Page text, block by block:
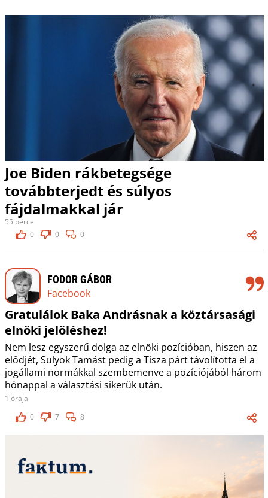
Joe Biden rákbetegsége
továbbterjedt és súlyos
fájdalmakkal jár
55 perce
0
0 0
FODOR GÁBOR
Facebook
Gratulálok Baka Andrásnak a köztársasági
elnöki jelöléshez!
Nem lesz egyszerű dolga az elnöki pozícióban, hiszen az
elődjét, Sulyok Tamást pedig a Tisza párt távolította el a
jogállami normákkal szembemenve a pozíciójából három
hónappal a választási sikerük után.
1 órája
0
7 8